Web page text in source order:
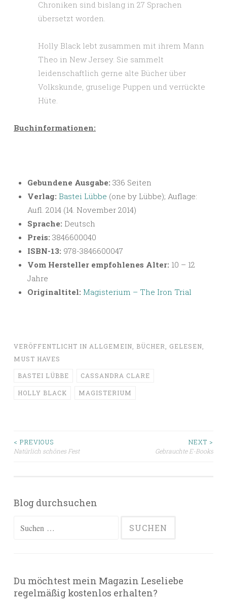
Chroniken sind bislang in 27 Sprachen
übersetzt worden.
Holly Black lebt zusammen mit ihrem Mann
Theo in New Jersey. Sie sammelt
leidenschaftlich gerne alte Bücher über
Volkskunde, gruselige Puppen und verrückte
Hüte.
Buchinformationen:
Gebundene Ausgabe: 336 Seiten
Verlag: Bastei Lübbe (one by Lübbe); Auflage:
Aufl. 2014 (14. November 2014)
Sprache: Deutsch
Preis: 3846600040
ISBN-13: 978-3846600047
Vom Hersteller empfohlenes Alter: 10 – 12
Jahre
Originaltitel: Magisterium – The Iron Trial
VERÖFFENTLICHT IN ALLGEMEIN BÜCHER GELESEN
MUST HAVES
BASTEI LÜBBE CASSANDRA CLARE
HOLLY BLACK MAGISTERIUM
Beitragsnavigation
< PREVIOUS
Natürlich schönes Fest
NEXT >
Gebrauchte E-Books
Blog durchsuchen
Suchen
Du möchtest mein Magazin Leseliebe
regelmäßig kostenlos erhalten?